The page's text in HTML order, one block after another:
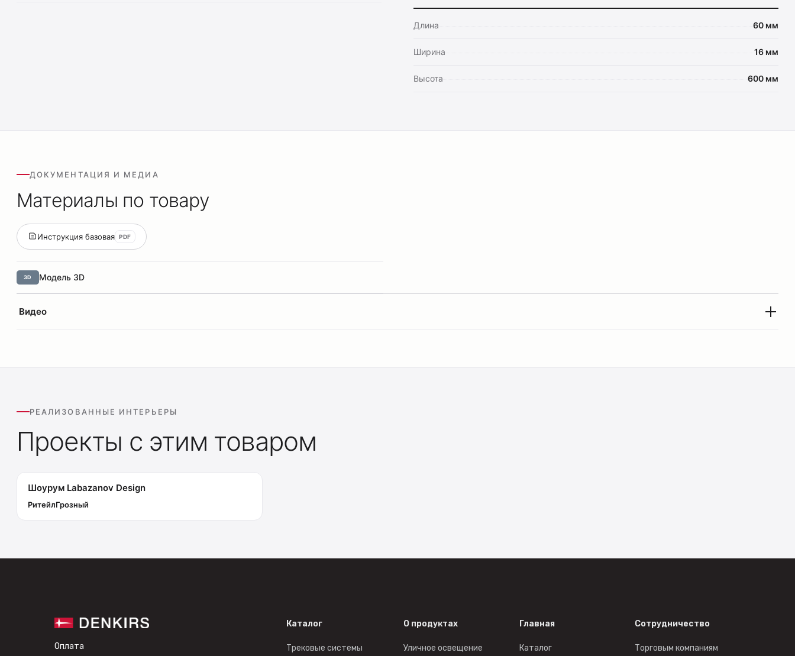
Длина 60 мм
Ширина 16 мм
Высота 600 мм
ДОКУМЕНТАЦИЯ И МЕДИА
Материалы по товару
Инструкция базовая PDF
3D Модель 3D
Видео
РЕАЛИЗОВАННЫЕ ИНТЕРЬЕРЫ
Проекты с этим товаром
Шоурум Labazanov Design
РитейлГрозный
Трековые системы
Каталог
Каталог
Главная
О продуктах Сотрудничество
Торговым компаниям
Оплата Уличное освещение